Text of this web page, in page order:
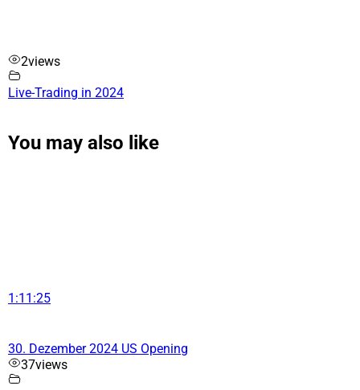
2views
Live-Trading in 2024
You may also like
1:11:25
30. Dezember 2024 US Opening
37views